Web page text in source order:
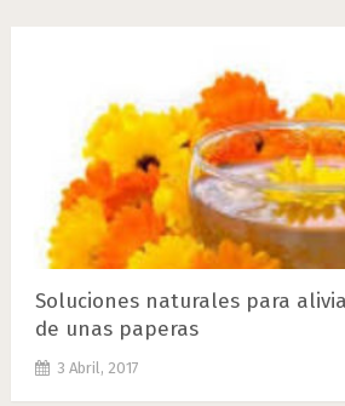
Soluciones naturales para
de unas paperas
3 Abril, 2017